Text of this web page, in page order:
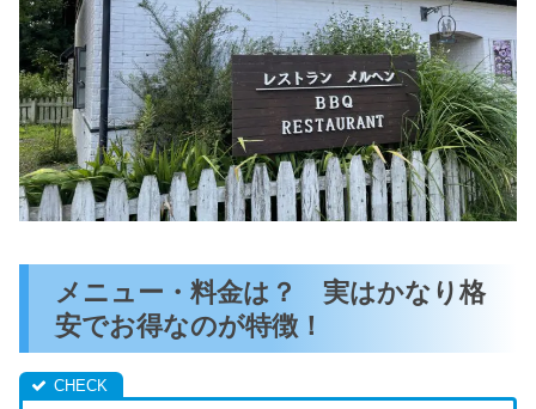
メニュー・料金は？ 実はかなり格
安でお得なのが特徴！